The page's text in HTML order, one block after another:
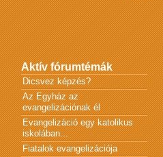
Aktív fórumtémák
Dicsvez képzés?
Az Egyház az
evangelizációnak él
Evangelizáció egy katolikus
iskolában...
Fiatalok evangelizációja